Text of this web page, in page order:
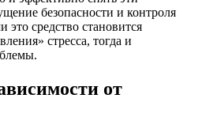
безопасности и контроля
это средство становится
стресса, тогда и
от